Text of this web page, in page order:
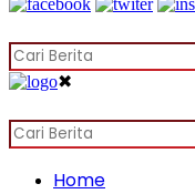
✖
Home